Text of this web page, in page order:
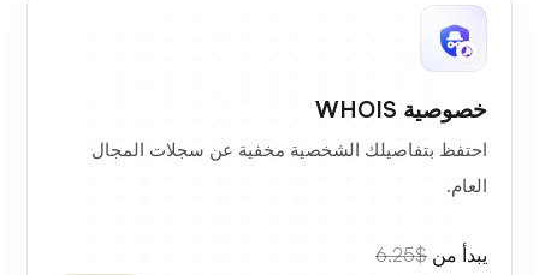
خصوصية WHOIS
احتفظ بتفاصيلك الشخصية مخفية عن سجلات المجال
العام.
يبدأ من $6.25